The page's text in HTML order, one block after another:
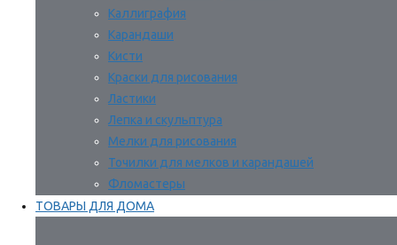
Каллиграфия
Карандаши
Кисти
Краски для рисования
Ластики
Лепка и скульптура
Мелки для рисования
Точилки для мелков и карандашей
Фломастеры
ТОВАРЫ ДЛЯ ДОМА